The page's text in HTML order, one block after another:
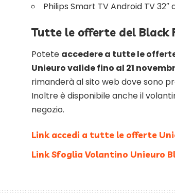
Philips Smart TV Android TV 32″
Tutte le offerte del Black
Potete accedere a tutte le
Unieuro valide fino al 21
rimanderà al sito web dove sono
Inoltre è disponibile anche il
negozio.
Link accedi a tutte le offerte
Link Sfoglia Volantino Unieuro